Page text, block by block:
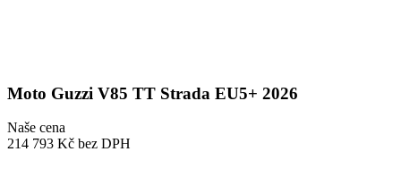
Moto Guzzi V85 TT Strada EU5+ 2026
Naše cena
214 793 Kč bez DPH